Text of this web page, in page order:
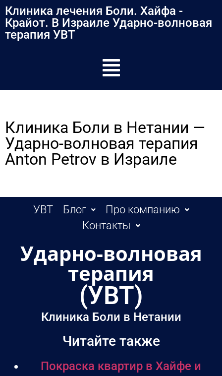
Клиника лечения Боли. Хайфа -
Крайот. В Израиле Ударно-волновая
терапия УВТ
Клиника Боли в Нетании —
Ударно-волновая терапия
Anton Petrov в Израиле
УВТ Блог
Про компанию
Контакты
Ударно-волновая
терапия
(УВТ)
Клиника Боли в Нетании
Читайте также
Покраска квартир в Хайфе и